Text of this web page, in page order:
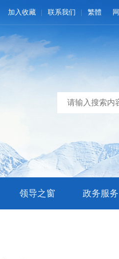
加入收藏 联系我们 繁體
领导之窗 政务服务